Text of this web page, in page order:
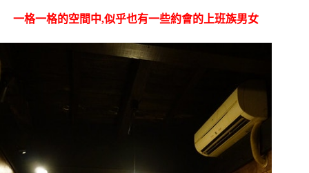
一格一格的空間中,似乎也有一些約會的上班族男女